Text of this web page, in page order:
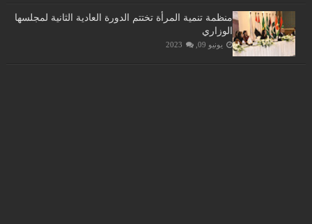
منظمة تنمية المرأة تختتم الدورة العادية الثانية لمجلسها
الوزاري
يونيو 09, 2023